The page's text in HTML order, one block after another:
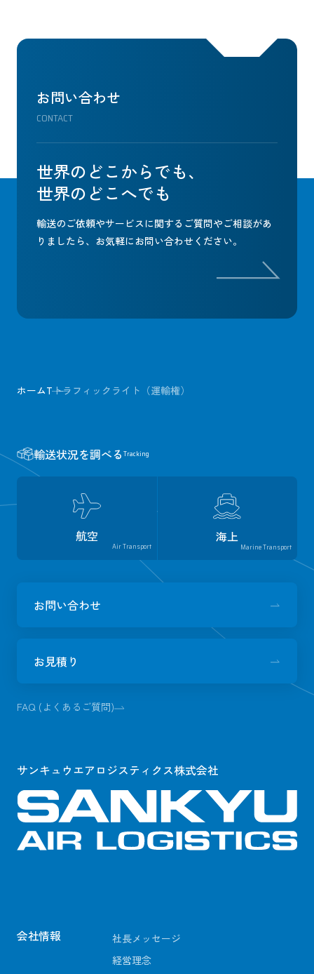
お問い合わせ
CONTACT
世界のどこからでも、
世界のどこへでも
輸送のご依頼やサービスに関するご質問やご相談があ
りましたら、 お気軽にお問い合わせください。
ホームTトラフィックライト（運輸権）
輸送状況を調べる Tracking
航空
Air Transport
海上
Marine Transport
お問い合わせ
お見積り
FAQ (よくあるご質問)
サンキュウエアロジスティクス株式会社
会社情報
社長メッセージ
経営理念